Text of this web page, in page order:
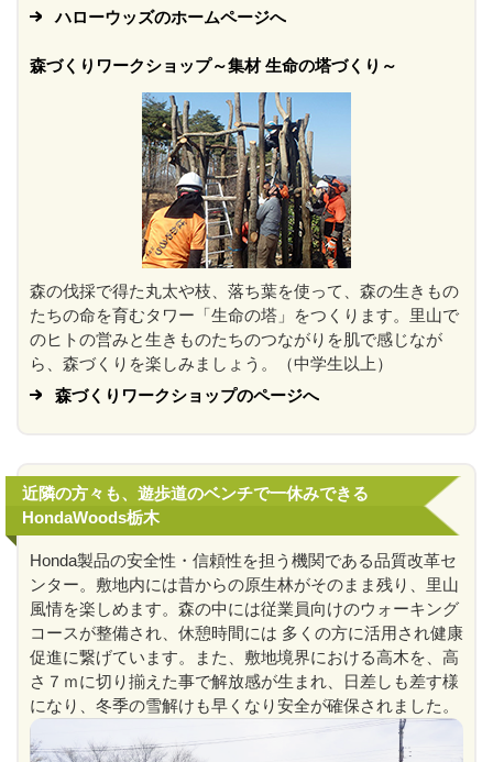
ハローウッズのホームページへ
森づくりワークショップ～集材 生命の塔づくり～
森の伐採で得た丸太や枝、落ち葉を使って、森の生きもの
たちの命を育むタワー「生命の塔」をつくります。里山で
のヒトの営みと生きものたちのつながりを肌で感じなが
ら、森づくりを楽しみましょう。（中学生以上）
森づくりワークショップのページへ
近隣の方々も、遊歩道のベンチで一休みできる
HondaWoods栃木
Honda製品の安全性・信頼性を担う機関である品質改革セ
ンター。敷地内には昔からの原生林がそのまま残り、里山
風情を楽しめます。森の中には従業員向けのウォーキング
コースが整備され、休憩時間には 多くの方に活用され健康
促進に繋げています。また、敷地境界における高木を、高
さ７ｍに切り揃えた事で解放感が生まれ、日差しも差す様
になり、冬季の雪解けも早くなり安全が確保されました。